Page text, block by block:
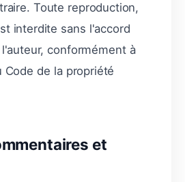
Toute reproduction,
interdite sans l'accord
conformément à
Code de la propriété
et